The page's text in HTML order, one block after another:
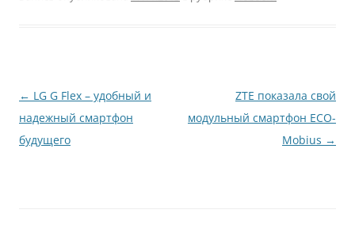
Навигация
по
записям
← LG G Flex – удобный и
надежный смартфон
будущего
ZTE показала свой
модульный смартфон ECO-
Mobius →